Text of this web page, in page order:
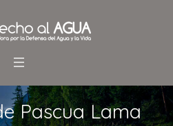
Pascua Lama